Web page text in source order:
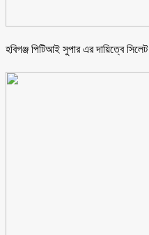
হবিগঞ্জ পিটিআই সুপার এর দায়িত্বে